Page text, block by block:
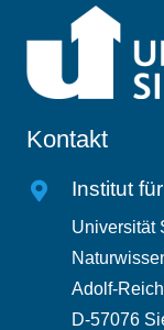
Kontakt
Institut
Universität
Adolf-
D-57076